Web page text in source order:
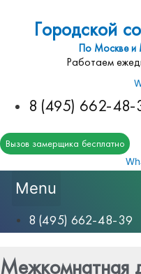
Городской
По Москве и
Работаем
8 (495) 662-48-
Вызов замерщика бесплатно
Menu
8 (495) 662-48-39
Межкомнатная